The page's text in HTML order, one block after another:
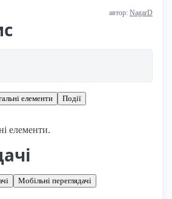
автор: NagarD
елементи Події
елементи.
Мобільні переглядачі